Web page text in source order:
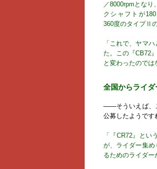
／8000rpmとなり
クシャフトが
360度のタイプⅡ
「これで、ヤマ
た。この『CB72
と変わったのでは
全国からライ
――そういえば、
公募したようです
「『CR72』と
が、ライダー集
るためのライダー